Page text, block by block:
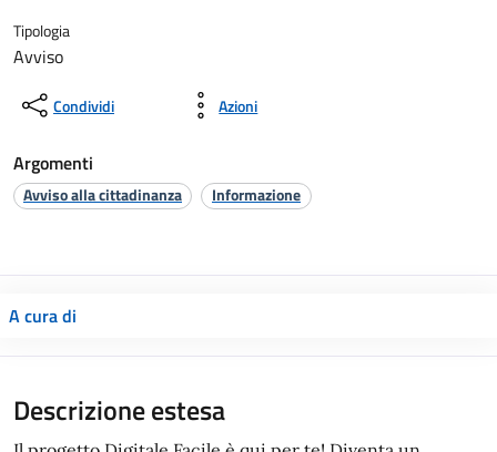
Tipologia
Avviso
Condividi Azioni
Argomenti
Avviso alla cittadinanza Informazione
A cura di
Descrizione estesa